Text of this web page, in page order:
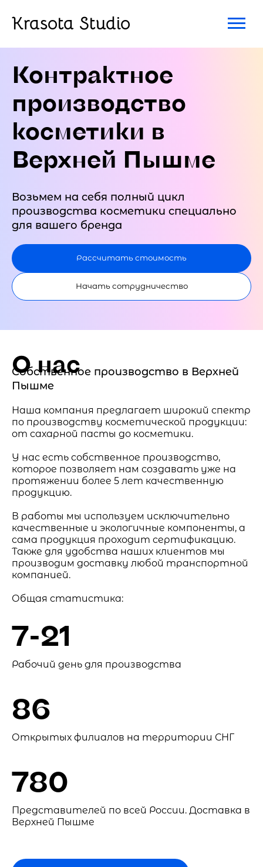
Krasota Studio
Контрактное
производство
косметики в
Верхней Пышме
Возьмем на себя полный цикл
производства косметики специально
для вашего бренда
Рассчитать стоимость
Начать сотрудничество
О нас
Собственное производство в Верхней
Пышме
Наша компания предлагает широкий спектр
по производству косметической продукции:
от сахарной пасты до косметики.
У нас есть собственное производство,
которое позволяет нам создавать уже на
протяжении более 5 лет качественную
продукцию.
В работы мы используем исключительно
качественные и экологичные компоненты, а
сама продукция проходит сертификацию.
Также для удобства наших клиентов мы
производим доставку любой транспортной
компанией.
Общая статистика:
7-21
Рабочий день для производства
86
Открытых филиалов на территории СНГ
780
Представителей по всей России. Доставка в
Верхней Пышме